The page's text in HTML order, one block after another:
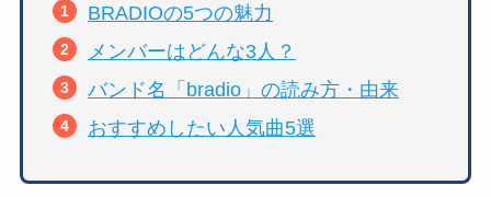
BRADIOの5つの魅力
メンバーはどんな3人？
バンド名「bradio」の読み方・由来
おすすめしたい人気曲5選